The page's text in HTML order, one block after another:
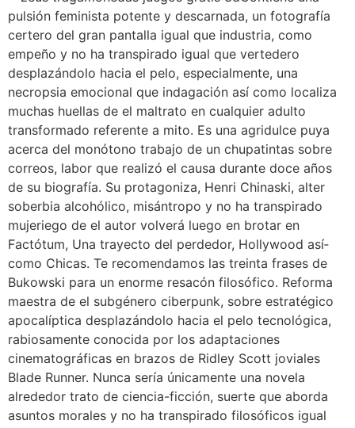
pulsión feminista potente y descarnada, un fotografía
certero del gran pantalla igual que industria, como
empeño y no ha transpirado igual que vertedero
desplazándolo hacia el pelo, especialmente, una
necropsia emocional que indagación así­ como localiza
muchas huellas de el maltrato en cualquier adulto
transformado referente a mito. Es una agridulce puya
acerca del monótono trabajo de un chupatintas sobre
correos, labor que realizó el causa durante doce años
de su biografía. Su protagoniza, Henri Chinaski, alter
soberbia alcohólico, misántropo y no ha transpirado
mujeriego de el autor volverá luego en brotar en
Factótum, Una trayecto del perdedor, Hollywood así­
como Chicas. Te recomendamos las treinta frases de
Bukowski para un enorme resacón filosófico. Reforma
maestra de el subgénero ciberpunk, sobre estratégico
apocalíptica desplazándolo hacia el pelo tecnológica,
rabiosamente conocida por los adaptaciones
cinematográficas en brazos de Ridley Scott joviales
Blade Runner. Nunca serí­a únicamente una novela
alrededor trato de ciencia-ficción, suerte que aborda
asuntos morales y no ha transpirado filosóficos igual